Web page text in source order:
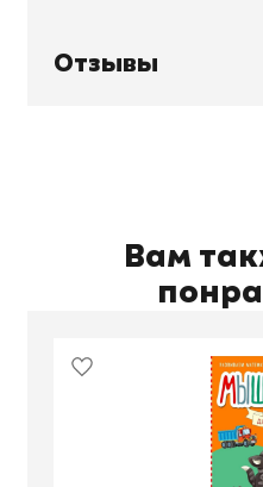
Отзывы
Вам